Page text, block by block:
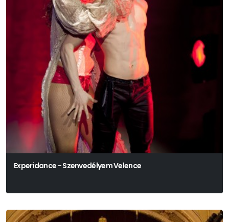
Experidance - Szenvedélyem Velence